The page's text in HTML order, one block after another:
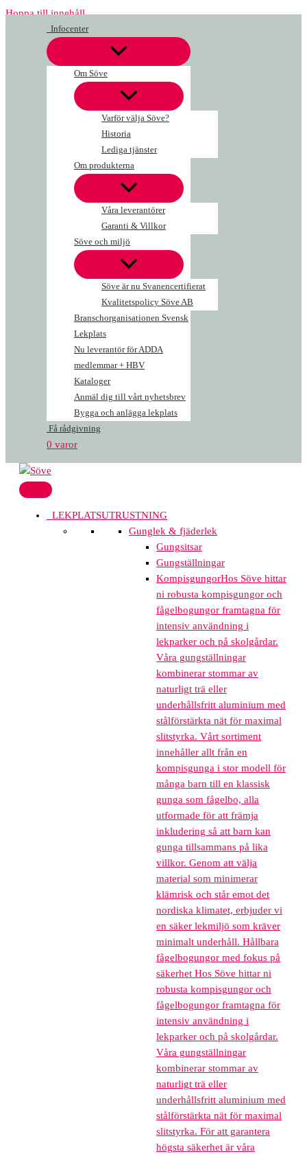
Hoppa till innehåll
Infocenter
Om Söve
Varför välja Söve?
Historia
Lediga tjänster
Om produkterna
Våra leverantörer
Garanti & Villkor
Söve och miljö
Söve är nu Svanencertifierat
Kvalitetspolicy Söve AB
Branschorganisationen Svensk
Lekplats
Nu leverantör för ADDA
medlemmar + HBV
Kataloger
Anmäl dig till vårt nyhetsbrev
Bygga och anlägga lekplats
Få rådgivning
0 varor
LEKPLATSUTRUSTNING
Gunglek & fjäderlek
Gungsitsar
Gungställningar
KompisgungorHos Söve hittar
ni robusta kompisgungor och
fågelbogungor framtagna för
intensiv användning i
lekparker och på skolgårdar.
Våra gungställningar
kombinerar stommar av
naturligt trä eller
underhållsfritt aluminium med
stålförstärkta nät för maximal
slitstyrka. Vårt sortiment
innehåller allt från en
kompisgunga i stor modell för
många barn till en klassisk
gunga som fågelbo, alla
utformade för att främja
inkludering så att barn kan
gunga tillsammans på lika
villkor. Genom att välja
material som minimerar
klämrisk och står emot det
nordiska klimatet, erbjuder vi
en säker lekmiljö som kräver
minimalt underhåll. Hållbara
fågelbogungor med fokus på
säkerhet Hos Söve hittar ni
robusta kompisgungor och
fågelbogungor framtagna för
intensiv användning i
lekparker och på skolgårdar.
Våra gungställningar
kombinerar stommar av
naturligt trä eller
underhållsfritt aluminium med
stålförstärkta nät för maximal
slitstyrka. För att garantera
högsta säkerhet är våra